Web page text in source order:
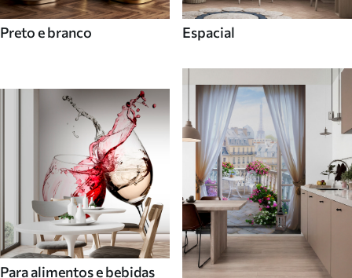
Preto e branco Espacial
Para alimentos e bebidas